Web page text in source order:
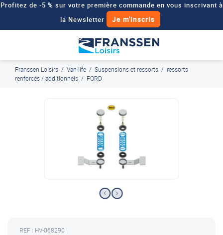
Profitez de -5 % sur votre première commande en vous inscrivant à
la Newsletter
Je m'inscris
Demander un devis
Paiement en ligne sécurisé, en 4x par Paypal
Franssen Loisirs / Van-life / Suspensions et ressorts / ressorts
renforcés / additionnels / FORD
REF : HV-068290